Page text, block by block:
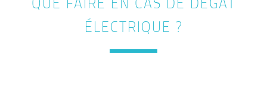
ÉLECTRIQUE ?